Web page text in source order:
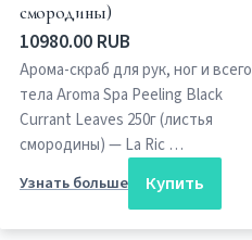
смородины)
10980.00 RUB
Арома-скраб для рук, ног и всего
тела Aroma Spa Peeling Black
Currant Leaves 250г (листья
смородины) — La Ric …
Узнать больше
Купить